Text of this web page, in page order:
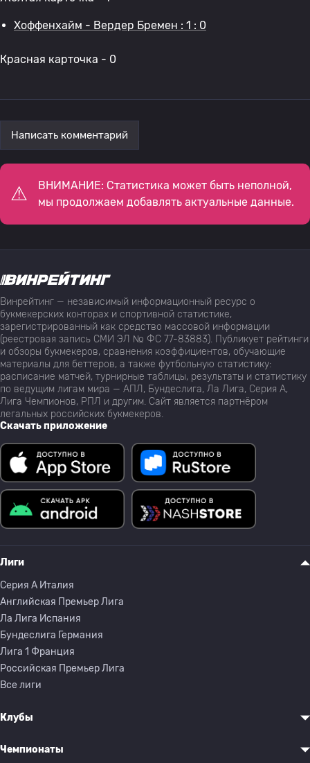
Хоффенхайм - Вердер Бремен : 1 : 0
Красная карточка - 0
Написать комментарий
ВНИМАНИЕ: Статистика может быть неполной,
мы продолжаем добавлять актуальные данные.
Винрейтинг — независимый информационный ресурс о
букмекерских конторах и спортивной статистике,
зарегистрированный как средство массовой информации
(реестровая запись СМИ ЭЛ № ФС 77-83883). Публикует рейтинги
и обзоры букмекеров, сравнения коэффициентов, обучающие
материалы для беттеров, а также футбольную статистику:
расписание матчей, турнирные таблицы, результаты и статистику
по ведущим лигам мира — АПЛ, Бундеслига, Ла Лига, Серия А,
Лига Чемпионов, РПЛ и другим. Сайт является партнёром
легальных российских букмекеров.
Скачать приложение
Лиги
Серия A Италия
Английская Премьер Лига
Ла Лига Испания
Бундеслига Германия
Лига 1 Франция
Российская Премьер Лига
Все лиги
Клубы
Чемпионаты